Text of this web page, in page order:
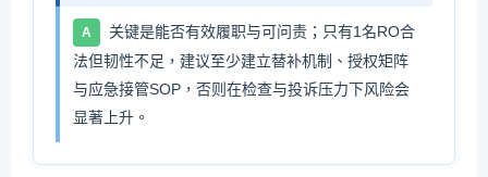
A
关键是能否有效履职与可问责；只有1名RO合
法但韧性不足，建议至少建立替补机制、授权矩阵
与应急接管SOP，否则在检查与投诉压力下风险会
显著上升。